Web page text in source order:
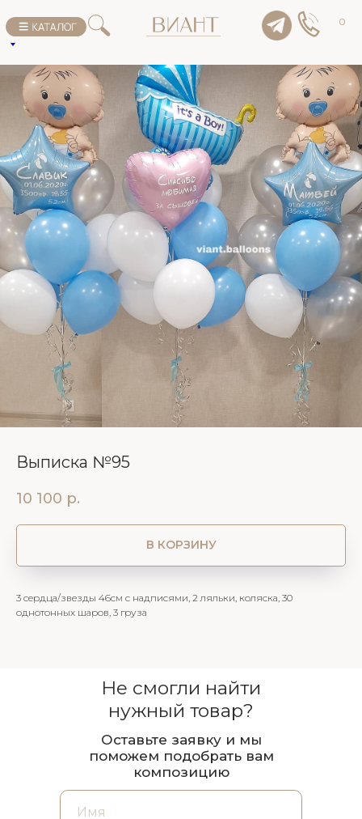
0
Выписка №95
10 100 р.
В КОРЗИНУ
3 сердца/звезды 46см с надписями, 2 ляльки, коляска, 30
однотонных шаров, 3 груза
Не смогли найти
нужный товар?
Оставьте заявку и мы
поможем подобрать вам
композицию